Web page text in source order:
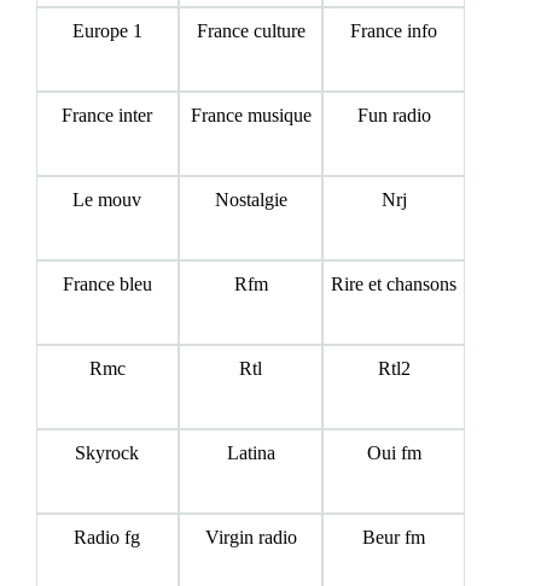
Europe 1 France culture France info
France inter France musique Fun radio
Le mouv Nostalgie Nrj
France bleu Rfm Rire et chansons
Rmc Rtl Rtl2
Skyrock Latina Oui fm
Radio fg Virgin radio Beur fm